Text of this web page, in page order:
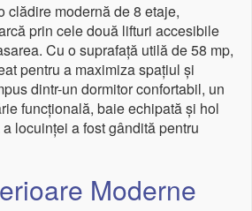
clădire modernă de 8 etaje,
prin cele două lifturi accesibile
Cu o suprafață utilă de 58 mp,
pentru a maximiza spațiul și
dintr-un dormitor confortabil, un
funcțională, baie echipată și hol
locuinței a fost gândită pentru
Moderne